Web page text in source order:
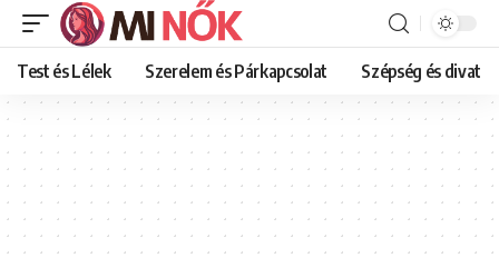
Test és Lélek Szerelem és Párkapcsolat Szépség és divat